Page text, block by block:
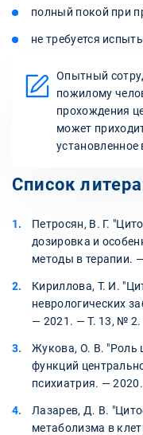
полный покой при
не требуется
Опытный
пожилому
прохождения
может
установленное
Список
Петросян, В. Г.
дозировка и
методы в терапии.
Кириллова, Т. И.
неврологических
— 2021. — Т. 13, №
Жукова, О. В. "Роль
функций
психиатрия. —
Лазарев, Д. В.
метаболизма в